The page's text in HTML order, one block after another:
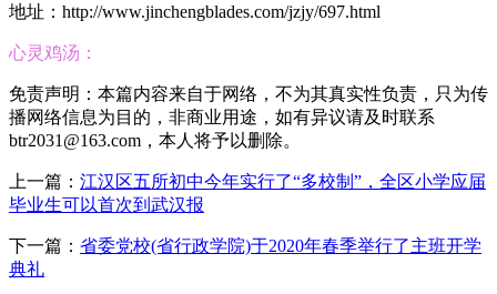
地址：http://www.jinchengblades.com/jzjy/697.html
心灵鸡汤：
免责声明：本篇内容来自于网络，不为其真实性负责，只为传
播网络信息为目的，非商业用途，如有异议请及时联系
btr2031@163.com，本人将予以删除。
上一篇： 江汉区五所初中今年实行了“多校制”，全区小学应届
毕业生可以首次到武汉报
下一篇： 省委党校(省行政学院)于2020年春季举行了主班开学
典礼